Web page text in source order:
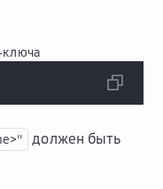
ключа
должен быть